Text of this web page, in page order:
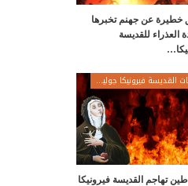
خطيرة عن جهنم تخبرها
العذراء للقديسة
يوميات القديسة فيرونيكا جولياني
تهاجم القديسة فيرونيكا